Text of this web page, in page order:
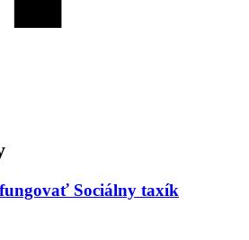
Sociálny taxík